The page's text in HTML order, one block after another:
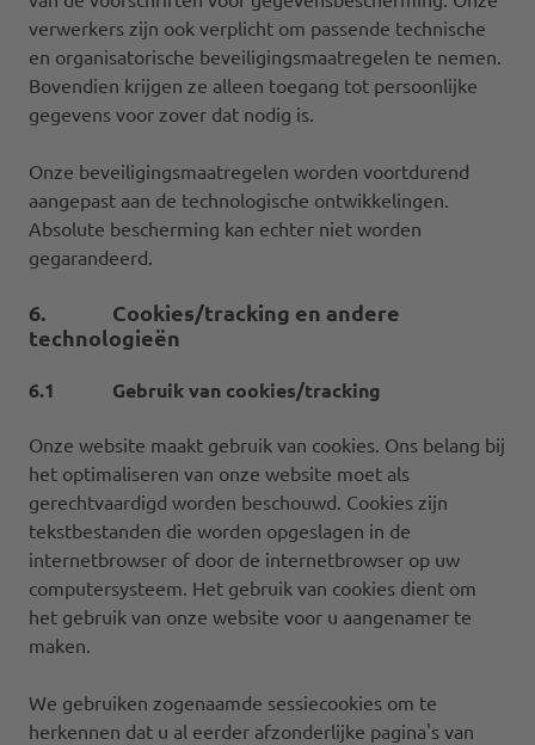
verwerkers zijn ook verplicht om passende technische
en organisatorische beveiligingsmaatregelen te nemen.
Bovendien krijgen ze alleen toegang tot persoonlijke
gegevens voor zover dat nodig is.
Onze beveiligingsmaatregelen worden voortdurend
aangepast aan de technologische ontwikkelingen.
Absolute bescherming kan echter niet worden
gegarandeerd.
6. Cookies/tracking en andere
technologieën
6.1 Gebruik van cookies/tracking
Onze website maakt gebruik van cookies. Ons belang bij
het optimaliseren van onze website moet als
gerechtvaardigd worden beschouwd. Cookies zijn
tekstbestanden die worden opgeslagen in de
internetbrowser of door de internetbrowser op uw
computersysteem. Het gebruik van cookies dient om
het gebruik van onze website voor u aangenamer te
maken.
We gebruiken zogenaamde sessiecookies om te
herkennen dat u al eerder afzonderlijke pagina's van